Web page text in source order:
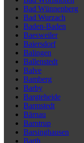
Bad Wünnenberg
Bad Wurzach
Baden-Baden
Baesweiler
Baiersdorf
Balingen
Ballenstedt
Balve
Bamberg
Barby
Bargteheide
Barmstedt
Bärnau
Barntrup
Barsinghausen
Barth